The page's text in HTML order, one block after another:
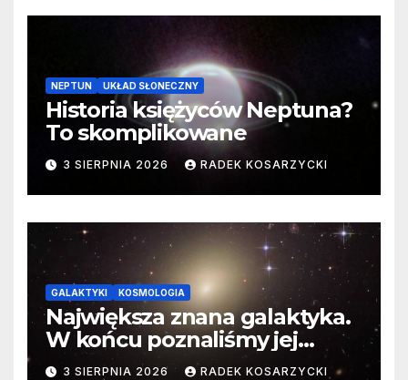
NEPTUN UKŁAD SŁONECZNY
Historia księżyców Neptuna?
To skomplikowane
3 SIERPNIA 2026 RADEK KOSARZYCKI
GALAKTYKI KOSMOLOGIA
Największa znana galaktyka.
W końcu poznaliśmy jej
faktyczne wymiary
3 SIERPNIA 2026 RADEK KOSARZYCKI